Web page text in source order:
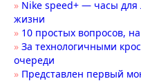
» Nike speed+ — часы
жизни
» 10 простых вопросов,
» За технологичными
очереди
» Представлен первый